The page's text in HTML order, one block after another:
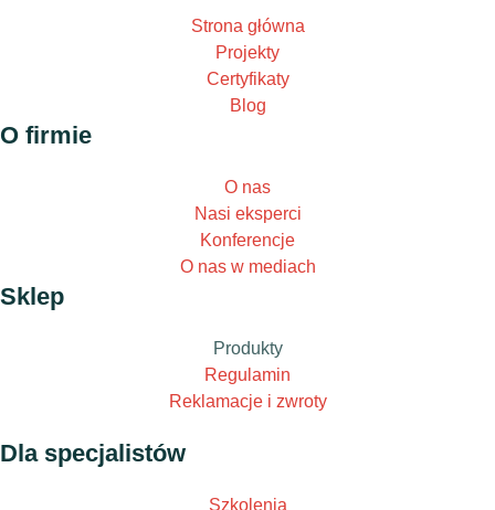
Strona główna
Projekty
Certyfikaty
Blog
O firmie
O nas
Nasi eksperci
Konferencje
O nas w mediach
Sklep
Produkty
Regulamin
Reklamacje i zwroty
Dla specjalistów
Szkolenia